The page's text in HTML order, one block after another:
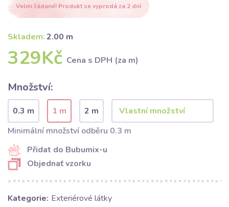
Velmi žádané! Produkt se vyprodá za 2 dní
Skladem:2.00 m
329Kč Cena s DPH (za m)
Množství:
0.3 m 1 m
2 m
Minimální množství odběru 0.3 m
Přidat do Bubumix-u
Objednať vzorku
Kategorie: Exteriérové látky